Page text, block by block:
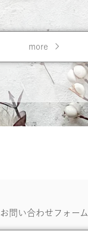
more
お問い合わせフォーム